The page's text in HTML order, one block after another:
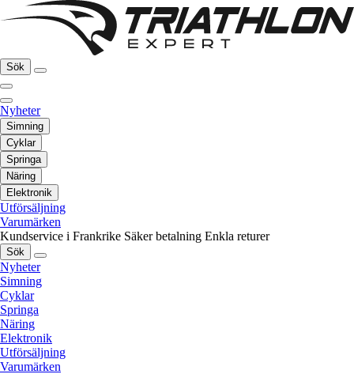
Sök
Nyheter
Simning
Cyklar
Springa
Näring
Elektronik
Utförsäljning
Varumärken
Kundservice i Frankrike Säker betalning Enkla returer
Sök
Nyheter
Simning
Cyklar
Springa
Näring
Elektronik
Utförsäljning
Varumärken